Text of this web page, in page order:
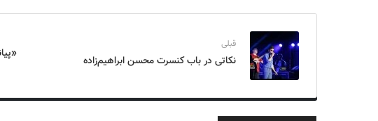
قبلی
نکاتی در باب کنسرت محسن ابراهیم‌زاده